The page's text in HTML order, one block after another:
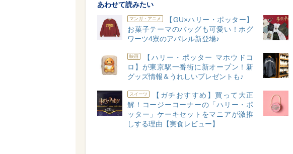
あわせて読みたい
マンガ・アニメ
【GU×ハリー・ポッター】
お菓子テーマのバッグも可愛い！ホグ
ワーツ4寮のアパレル新登場♪
映画
【ハリー・ポッター マホウドコ
ロ】が東京駅一番街に新オープン！新
グッズ情報＆うれしいプレゼントも♪
スイーツ
【ガチおすすめ】買って大正
解！コージーコーナーの「ハリー・ポ
ッター」ケーキセットをマニアが激推
しする理由【実食レビュー】